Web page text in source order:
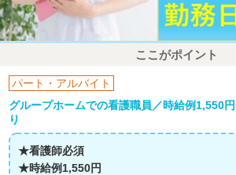
ここがポイント
パート・アルバイト
グループホームでの看護職員／時給例1,550
り
★看護師必須
★時給例1,550円